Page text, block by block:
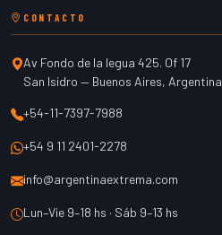
CONTACTO
Av Fondo de la legua 425. Of 17
San Isidro — Buenos Aires, Argentina
+54-11-7397-7988
+54 9 11 2401-2278
info@argentinaextrema.com
Lun–Vie 9–18 hs · Sáb 9–13 hs